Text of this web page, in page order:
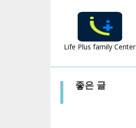
Life Plus family Center
좋은 글